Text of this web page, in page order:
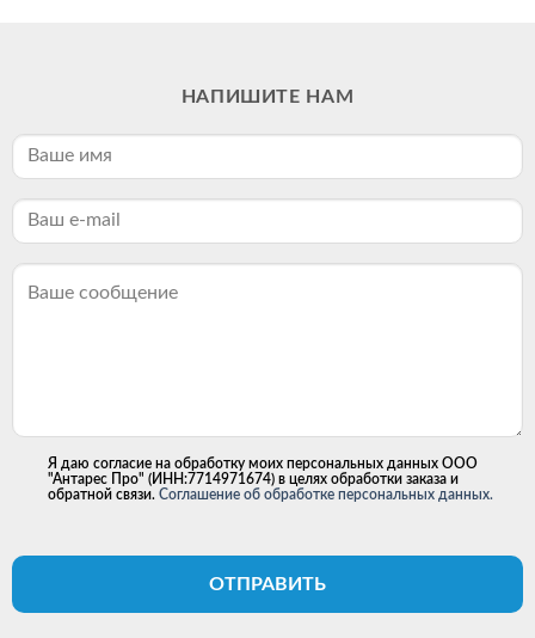
НАПИШИТЕ НАМ
Я даю согласие на обработку моих персональных данных ООО
"Антарес Про" (ИНН:7714971674) в целях обработки заказа и
обратной связи. Соглашение об обработке персональных данных.
ОТПРАВИТЬ